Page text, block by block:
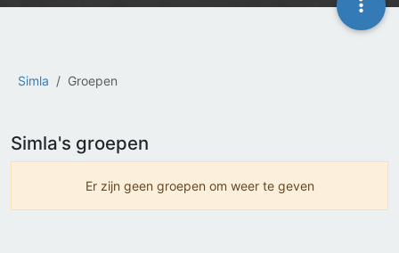
Simla Groepen
Simla's groepen
Er zijn geen groepen om weer te geven